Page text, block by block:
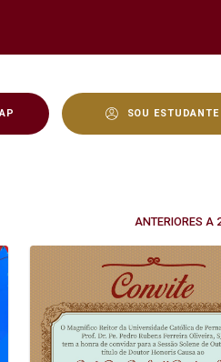
SOU ESTUDANTE
ANTERIORES A